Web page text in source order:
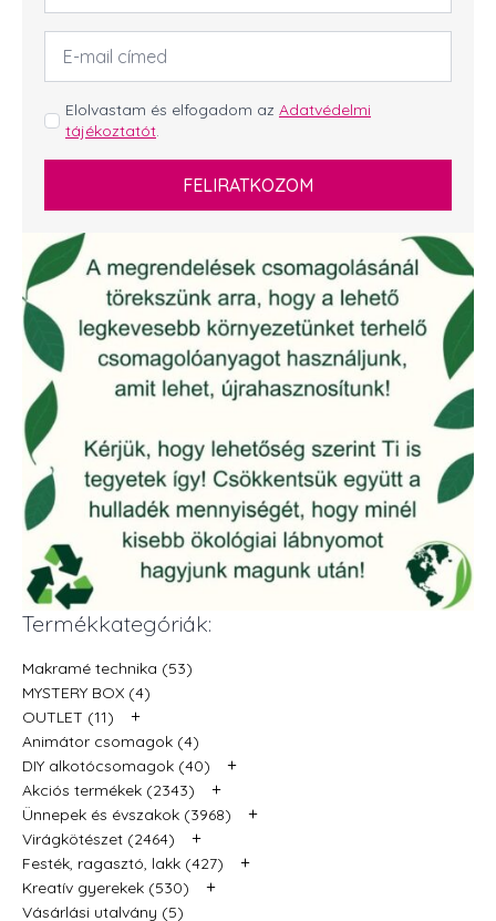
Email
cím
GDPR
*
Elolvastam és elfogadom az Adatvédelmi
tájékoztatót
FELIRATKOZOM
Termékkategóriák:
Makramé technika (53)
MYSTERY BOX (4)
OUTLET (11)
+
Animátor csomagok (4)
DIY alkotócsomagok (40)
+
Akciós termékek (2343) +
Ünnepek és évszakok (3968) +
Virágkötészet (2464) +
Festék, ragasztó, lakk (427) +
Kreatív gyerekek (530) +
Vásárlási utalvány (5)